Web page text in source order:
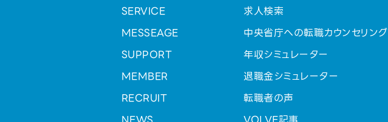
SERVICE
MESSEAGE
SUPPORT
MEMBER
RECRUIT
求人検索
中央省庁への転職カウンセリング
年収シミュレーター
退職金シミュレーター
転職者の声